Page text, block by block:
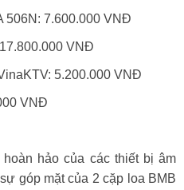
506N: 7.600.000 VNĐ
VNĐ
5.200.000 VNĐ
VNĐ
hảo của các thiết bị âm
góp mặt của 2 cặp loa BMB